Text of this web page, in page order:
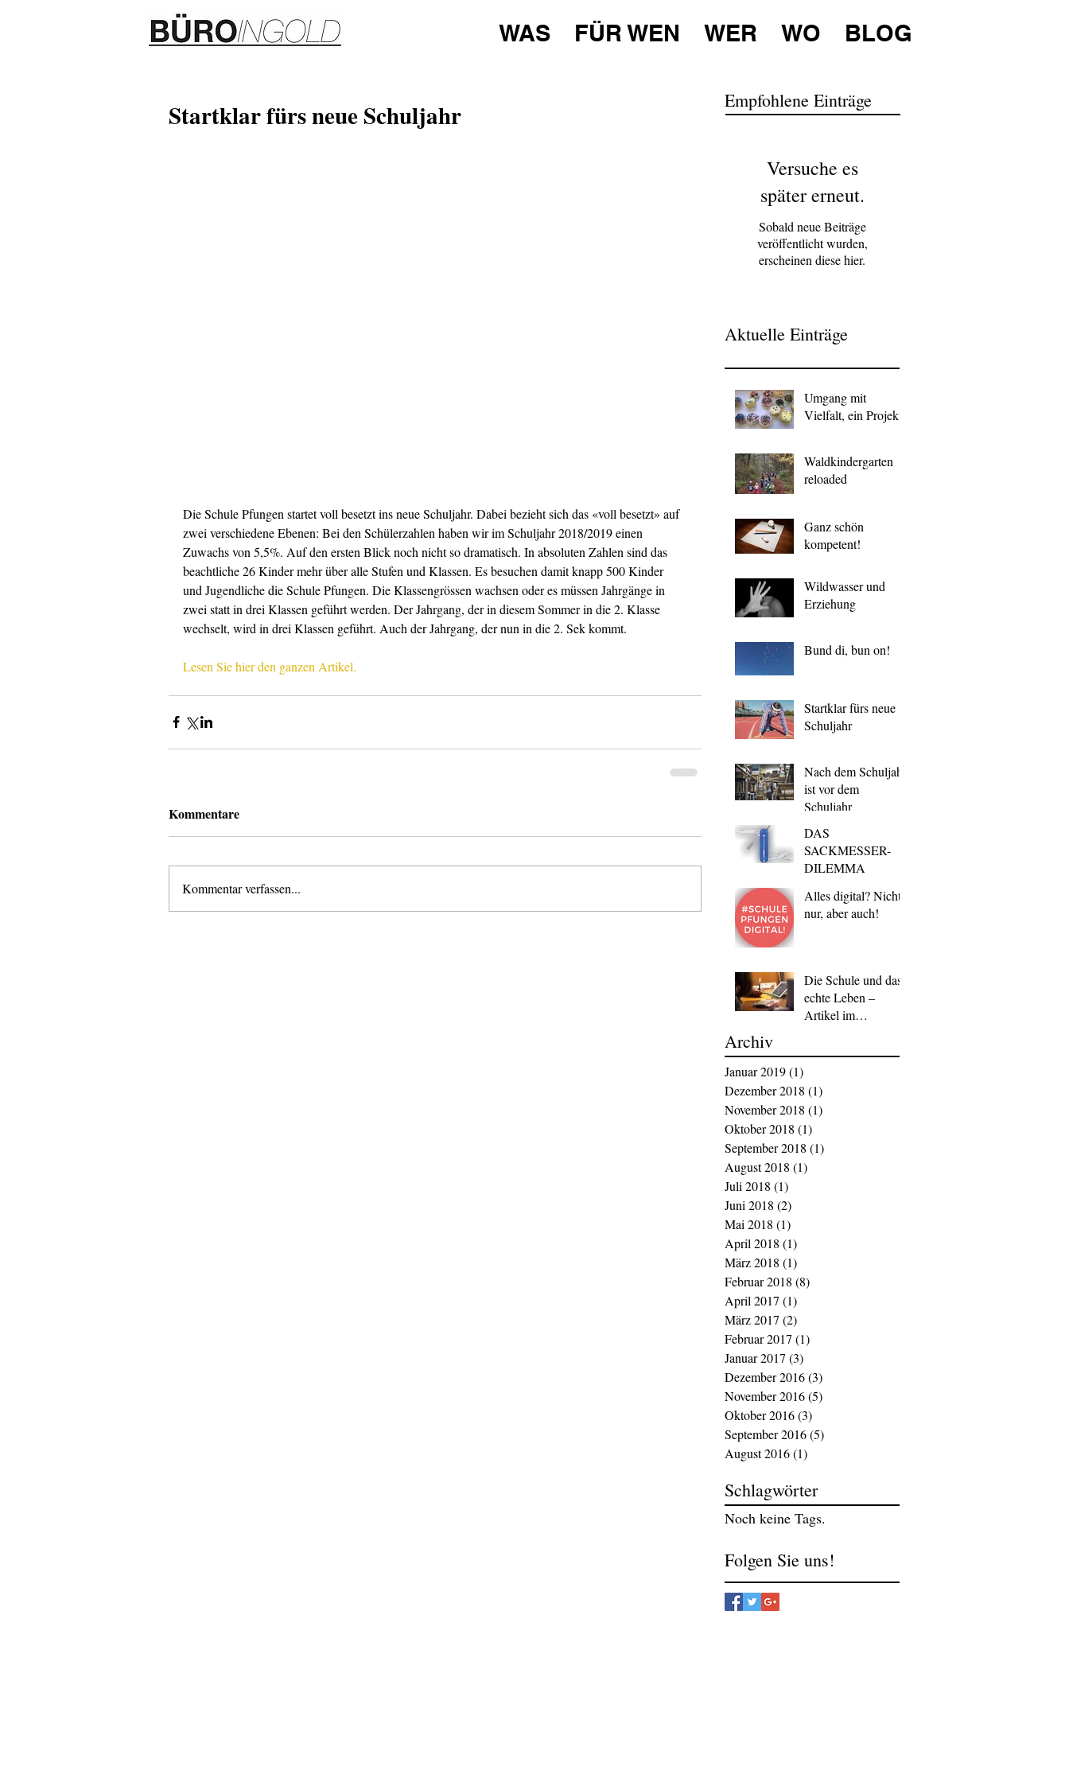
WAS FÜR WEN WER WO BLOG
Startklar fürs neue Schuljahr
Die Schule Pfungen startet voll besetzt ins neue Schuljahr. Dabei bezieht sich das «voll besetzt» auf
zwei verschiedene Ebenen: Bei den Schülerzahlen haben wir im Schuljahr 2018/2019 einen
Zuwachs von 5,5%. Auf den ersten Blick noch nicht so dramatisch. In absoluten Zahlen sind das
beachtliche 26 Kinder mehr über alle Stufen und Klassen. Es besuchen damit knapp 500 Kinder
und Jugendliche die Schule Pfungen. Die Klassengrössen wachsen oder es müssen Jahrgänge in
zwei statt in drei Klassen geführt werden. Der Jahrgang, der in diesem Sommer in die 2. Klasse
wechselt, wird in drei Klassen geführt. Auch der Jahrgang, der nun in die 2. Sek kommt.
Lesen Sie hier den ganzen Artikel.
Kommentare
Kommentar verfassen...
Empfohlene Einträge
Versuche es
später erneut.
Sobald neue Beiträge
veröffentlicht wurden,
erscheinen diese hier.
Aktuelle Einträge
Umgang mit
Vielfalt, ein Projekt
Waldkindergarten
reloaded
Ganz schön
kompetent!
Wildwasser und
Erziehung
Bund di, bun on!
Startklar fürs neue
Schuljahr
Nach dem Schuljahr
ist vor dem
Schuljahr
DAS
SACKMESSER-
DILEMMA
Alles digital? Nicht
nur, aber auch!
Die Schule und das
echte Leben –
Artikel im
Archiv
Januar 2019(1)
Dezember 2018 (1)
November 2018 (1)
Oktober 2018 (1)
September 2018 (1)
August 2018 (1)
Juli 2018 (1)
Juni 2018 (2)
Mai 2018 (1)
April 2018 (1)
März 2018 (1)
Februar 2018 (8)
April 2017 (1)
März 2017 (2)
Februar 2017 (1)
Januar 2017 (3)
Dezember 2016(3)
November 2016(5)
Oktober 2016(3)
September 2016(5)
August 2016(1)
Schlagwörter
Noch keine Tags.
Folgen Sie uns!